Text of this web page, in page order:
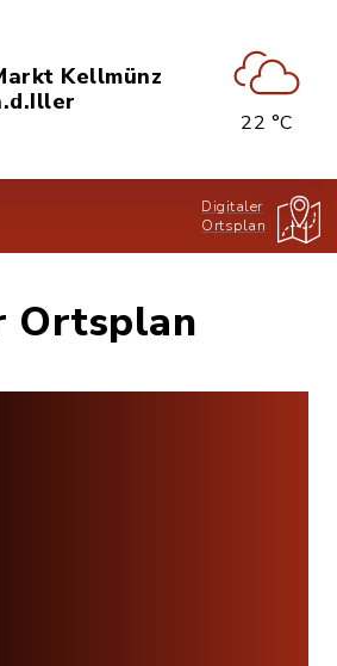
Kellmünz
22 °C
Digitaler
Ortsplan
Ortsplan